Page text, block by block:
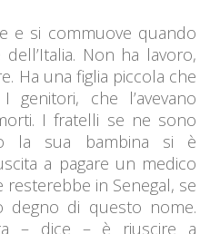
e si commuove quando
Non ha lavoro,
Ha una figlia piccola che
genitori, che l’avevano
I fratelli se ne sono
la sua bambina si è
a pagare un medico
resterebbe in Senegal, se
degno di questo nome.
– dice – è riuscire a